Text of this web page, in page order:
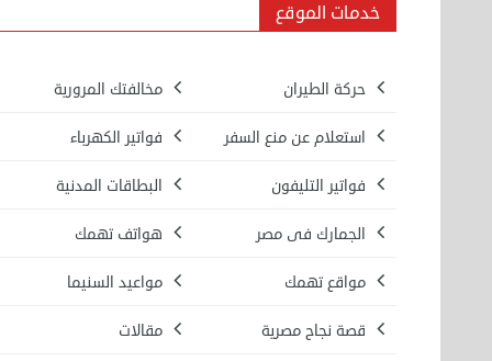
خدمات الموقع
حركة الطيران مخالفتك المرورية
استعلام عن منع السفر فواتير الكهرباء
فواتير التليفون البطاقات المدنية
الجمارك فى مصر هواتف تهمك
مواقع تهمك مواعيد السنيما
قصة نجاح مصرية مقالات